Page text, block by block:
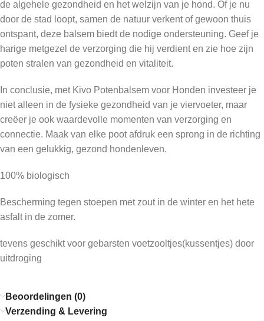
de algehele gezondheid en het welzijn van je hond. Of je nu
door de stad loopt, samen de natuur verkent of gewoon thuis
ontspant, deze balsem biedt de nodige ondersteuning. Geef je
harige metgezel de verzorging die hij verdient en zie hoe zijn
poten stralen van gezondheid en vitaliteit.
In conclusie, met Kivo Potenbalsem voor Honden investeer je
niet alleen in de fysieke gezondheid van je viervoeter, maar
creëer je ook waardevolle momenten van verzorging en
connectie. Maak van elke poot afdruk een sprong in de richting
van een gelukkig, gezond hondenleven.
100% biologisch
Bescherming tegen stoepen met zout in de winter en het hete
asfalt in de zomer.
tevens geschikt voor gebarsten voetzooltjes(kussentjes) door
uitdroging
Beoordelingen (0)
Verzending & Levering